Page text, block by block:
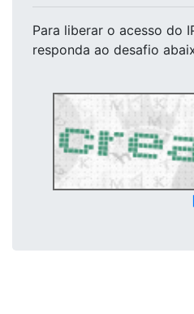
Para liberar o acesso do
responda ao desafio